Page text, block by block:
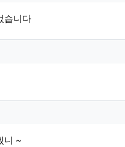
습니다
댓글
의 댓글
니 ~